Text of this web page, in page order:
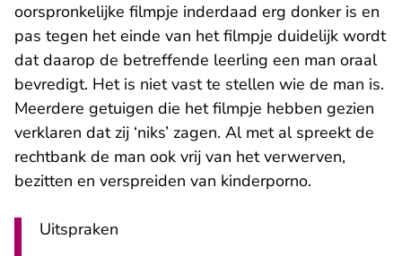
oorspronkelijke filmpje inderdaad erg donker is en
pas tegen het einde van het filmpje duidelijk wordt
dat daarop de betreffende leerling een man oraal
bevredigt. Het is niet vast te stellen wie de man is.
Meerdere getuigen die het filmpje hebben gezien
verklaren dat zij ‘niks’ zagen. Al met al spreekt de
rechtbank de man ook vrij van het verwerven,
bezitten en verspreiden van kinderporno.
Uitspraken